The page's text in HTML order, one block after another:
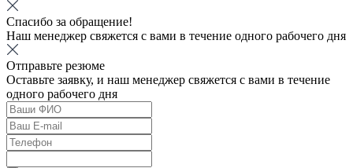
Спасибо за обращение!
Наш менеджер свяжется с вами в течение одного рабочего дня
Отправьте резюме
Оставьте заявку, и наш менеджер свяжется с вами в течение
одного рабочего дня